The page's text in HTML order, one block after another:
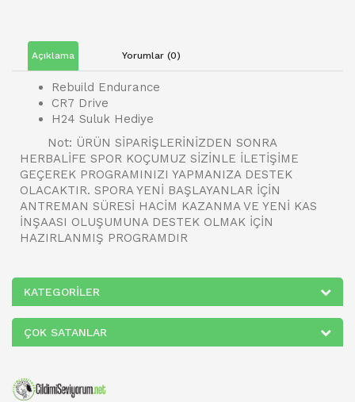
Açıklama Yorumlar (0)
Rebuild Endurance
CR7 Drive
H24 Suluk Hediye
Not: ÜRÜN SİPARİŞLERİNİZDEN SONRA
HERBALİFE SPOR KOÇUMUZ SİZİNLE İLETİŞİME
GEÇEREK PROGRAMINIZI YAPMANIZA DESTEK
OLACAKTIR. SPORA YENİ BAŞLAYANLAR İÇİN
ANTREMAN SÜRESİ HACİM KAZANMA VE YENİ KAS
İNŞAASI OLUŞUMUNA DESTEK OLMAK İÇİN
HAZIRLANMIŞ PROGRAMDIR
KATEGORILER
ÇOK SATANLAR